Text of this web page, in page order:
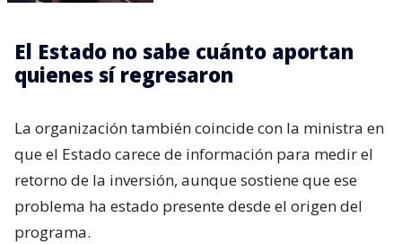
El Estado no sabe cuánto aportan
quienes sí regresaron
La organización también coincide con la ministra en
que el Estado carece de información para medir el
retorno de la inversión, aunque sostiene que ese
problema ha estado presente desde el origen del
programa.